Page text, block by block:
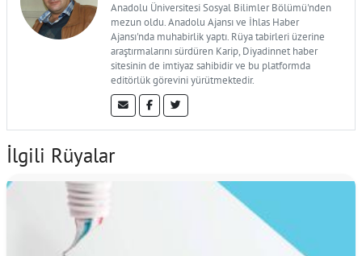
Anadolu Üniversitesi Sosyal Bilimler Bölümü'nden
mezun oldu. Anadolu Ajansı ve İhlas Haber
Ajansı'nda muhabirlik yaptı. Rüya tabirleri üzerine
araştırmalarını sürdüren Karip, Diyadinnet haber
sitesinin de imtiyaz sahibidir ve bu platformda
editörlük görevini yürütmektedir.
İlgili Rüyalar